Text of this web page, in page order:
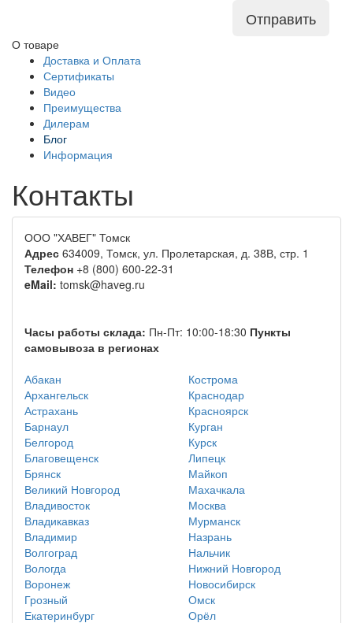
Отправить
О товаре
Доставка и Оплата
Сертификаты
Видео
Преимущества
Дилерам
Блог
Информация
Контакты
ООО "ХАВЕГ" Томск
Адрес 634009, Томск, ул. Пролетарская, д. 38В, стр. 1
Телефон +8 (800) 600-22-31
eMail: tomsk@haveg.ru
Часы работы склада: Пн-Пт: 10:00-18:30 Пункты
самовывоза в регионах
Абакан
Архангельск
Астрахань
Барнаул
Белгород
Благовещенск
Брянск
Великий Новгород
Владивосток
Владикавказ
Владимир
Волгоград
Вологда
Воронеж
Грозный
Екатеринбург
Кострома
Краснодар
Красноярск
Курган
Курск
Липецк
Майкоп
Махачкала
Москва
Мурманск
Назрань
Нальчик
Нижний Новгород
Новосибирск
Омск
Орёл